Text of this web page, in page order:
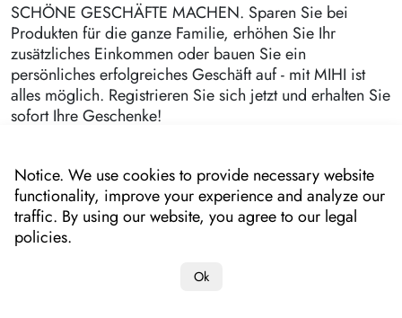
SCHÖNE GESCHÄFTE MACHEN. Sparen Sie bei
Produkten für die ganze Familie, erhöhen Sie Ihr
zusätzliches Einkommen oder bauen Sie ein
persönliches erfolgreiches Geschäft auf - mit MIHI ist
alles möglich. Registrieren Sie sich jetzt und erhalten Sie
sofort Ihre Geschenke!
Notice. We use cookies to provide necessary website
functionality, improve your experience and analyze our
traffic. By using our website, you agree to our legal
policies.
Ok